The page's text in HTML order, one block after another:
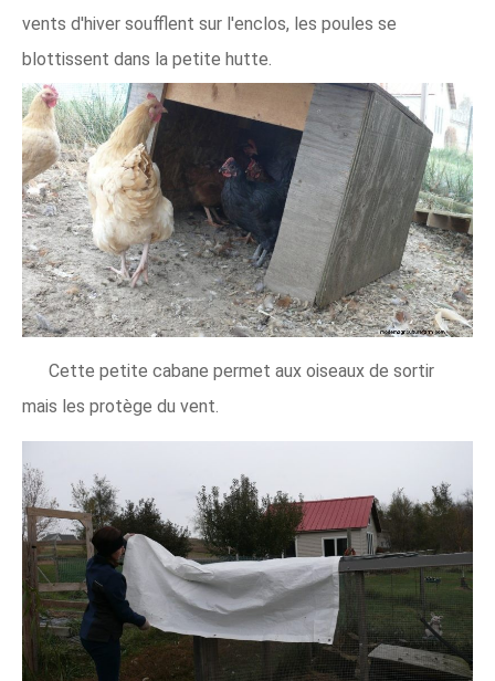
vents d'hiver soufflent sur l'enclos, les poules se
blottissent dans la petite hutte.
Cette petite cabane permet aux oiseaux de sortir
mais les protège du vent.